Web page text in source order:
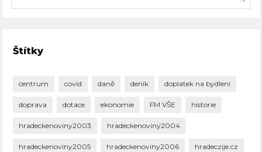
Štítky
centrum covid daně deník doplatek na bydlení
doprava dotace ekonomie FM VŠE historie
hradeckenoviny2003 hradeckenoviny2004
hradeckenoviny2005 hradeckenoviny2006 hradeczije.cz